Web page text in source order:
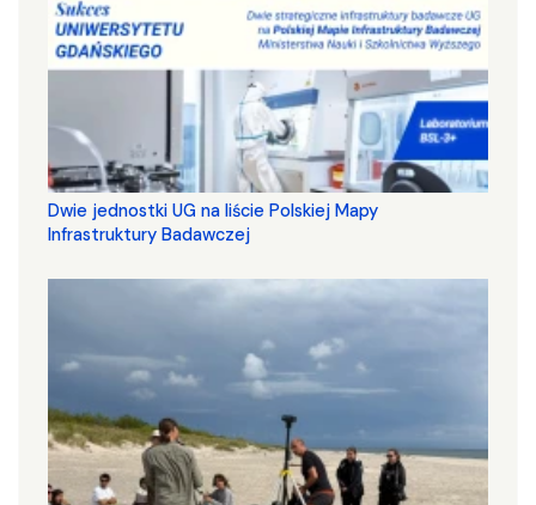
Dwie jednostki UG na liście Polskiej Mapy
Infrastruktury Badawczej